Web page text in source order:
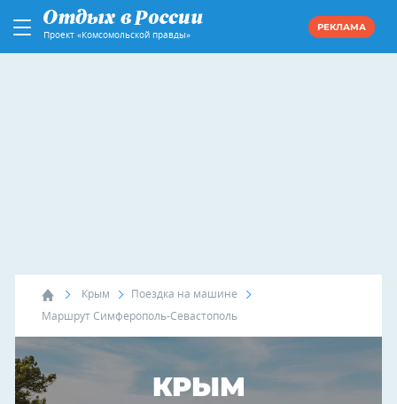
Проект «Комсомольской правды»
РЕКЛАМА
Крым Поездка на машине
Маршрут Симферополь-Севастополь
КРЫМ